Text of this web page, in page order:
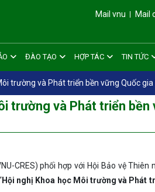
Mail vnu Mail
ĐÀO TẠO HỢP TÁC TIN TỨC
trường và Phát triển bền vững Quốc
trường và Phát triển bền
CRES) phối hợp với Hội Bảo vệ Thiên
Hội nghị Khoa học Môi trường và Phát